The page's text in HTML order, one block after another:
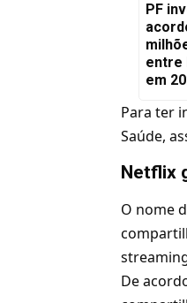
PF
entre
em
Para ter
Saúde,
Netflix
O nome
De